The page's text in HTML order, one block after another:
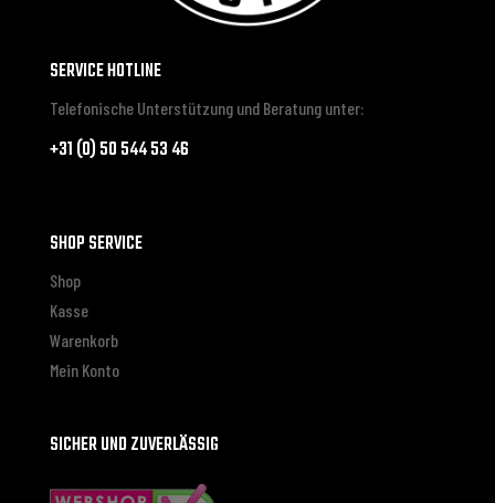
SERVICE HOTLINE
Telefonische Unterstützung und Beratung unter:
+31 (0) 50 544 53 46
SHOP SERVICE
Shop
Kasse
Warenkorb
Mein Konto
SICHER UND ZUVERLÄSSIG